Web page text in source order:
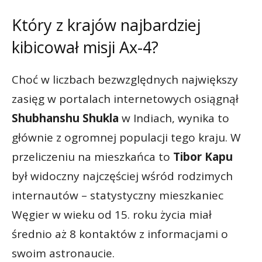
Który z krajów najbardziej
kibicował misji Ax-4?
Choć w liczbach bezwzględnych największy
zasięg w portalach internetowych osiągnął
Shubhanshu Shukla w Indiach, wynika to
głównie z ogromnej populacji tego kraju. W
przeliczeniu na mieszkańca to Tibor Kapu
był widoczny najczęściej wśród rodzimych
internautów – statystyczny mieszkaniec
Węgier w wieku od 15. roku życia miał
średnio aż 8 kontaktów z informacjami o
swoim astronaucie.